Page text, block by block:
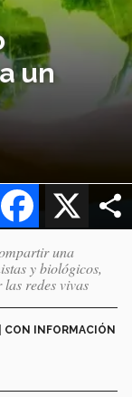
un
X
Facebook
una
y biológicos,
redes vivas
CON INFORMACIÓN